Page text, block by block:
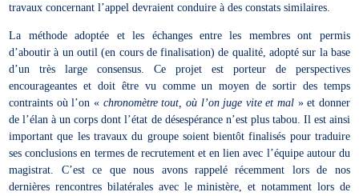
travaux concernant l’appel devraient conduire à des constats similaires.
La méthode adoptée et les échanges entre les membres ont permis
d’aboutir à un outil (en cours de finalisation) de qualité, adopté sur la base
d’un très large consensus. Ce projet est porteur de perspectives
encourageantes et doit être vu comme un moyen de sortir des temps
contraints où l’on « chronomètre tout, où l’on juge vite et mal» et donner
de l’élan à un corps dont l’état de désespérance n’est plus tabou. Il est ainsi
important que les travaux du groupe soient bientôt finalisés pour traduire
ses conclusions en termes de recrutement et en lien avec l’équipe autour du
magistrat. C’est ce que nous avons rappelé récemment lors de nos
dernières rencontres bilatérales avec le ministère, et notamment lors de